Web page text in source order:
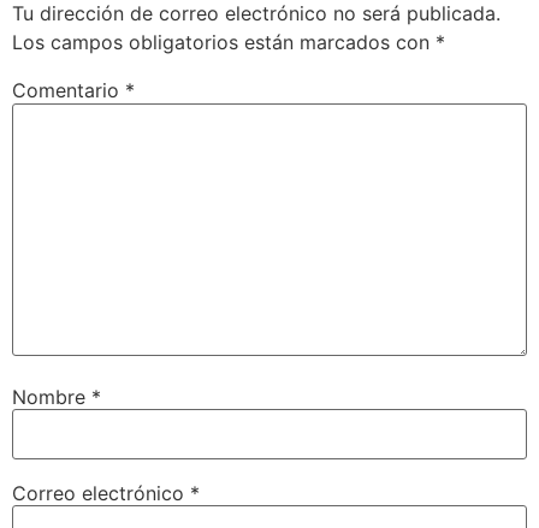
Tu dirección de correo electrónico no será publicada.
Los campos obligatorios están marcados con *
Comentario *
Nombre *
Correo electrónico *